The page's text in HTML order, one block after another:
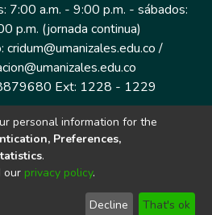
7:00 a.m. - 9:00 p.m. - sábados:
p.m. (jornada continua)
cridum@umanizales.edu.co /
Ext: 1228 - 1229
03 Edificio histórico, piso 1
Caldas
Colombia.
por
personal information for the
Preferences,
.
our privacy policy.
Decline That's ok